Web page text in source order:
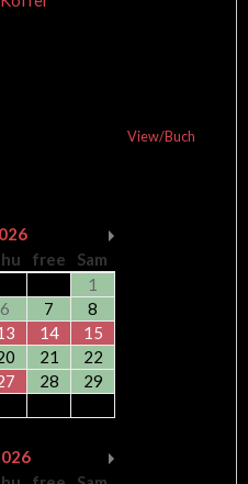
View/Buch
free
Sam
1
6 7
8
14
15
21
22
28
29